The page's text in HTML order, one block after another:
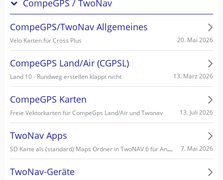
CompeGPS / TwoNav
CompeGPS/TwoNav Allgemeines
Velo Karten für Cross Plus 20. Mai 2026
CompeGPS Land/Air (CGPSL)
Land 10 - Rundweg erstellen klappt nicht 13. März 2026
CompeGPS Karten
Freie Vektorkarten für CompeGps Land/Air und Twonav 13. Juli 2026
TwoNav Apps
SD Karte als (standard) Maps Ordner in TwoNAV 6 für Android einstellen/wählen 7. Mai 2026
TwoNav-Geräte